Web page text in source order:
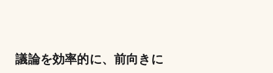
議論を効率的に、前向きに